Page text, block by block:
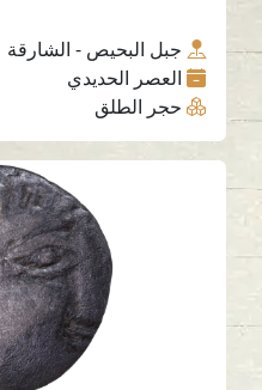
جبل البحيص - الشارقة
العصر الحديدي
حجر الطلق